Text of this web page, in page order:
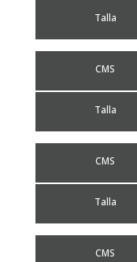
Talla
CMS
Talla
CMS
Talla
CMS